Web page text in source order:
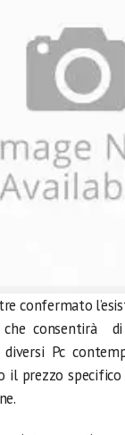
confermato
che consentirà
Pc
il prezzo